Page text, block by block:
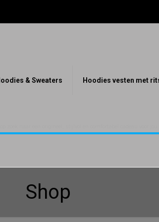
& Sweaters Hoodies vesten met
Shop